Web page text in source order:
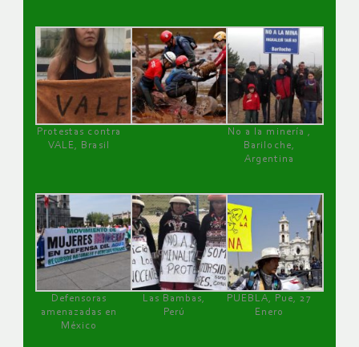
Protestas contra
VALE, Brasil
No a la minería ,
Bariloche,
Argentina
Defensoras
amenazadas en
México
Las Bambas,
Perú
PUEBLA, Pue, 27
Enero